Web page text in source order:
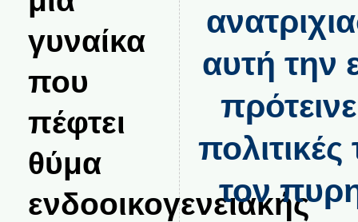
γυναίκα
που
πέφτει
θύμα
ενδοοικογενειακής
αυτή την
τον